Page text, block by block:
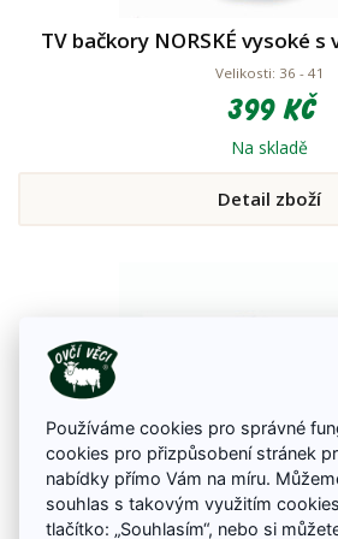
TV bačkory NORSKÉ vysoké s
Velikosti: 36 - 41
399 Kč
Na skladě
Detail zboží
Používáme cookies pro správné
cookies pro přizpůsobení stránek
nabídky přímo Vám na míru.
souhlas s takovým využitím
tlačítko: „Souhlasím“, nebo si